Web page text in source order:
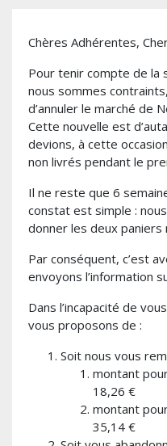
Chères Adhérentes,
Pour tenir compte de la
nous sommes
d’annuler le marché de
Cette nouvelle est
devions, à cette
non livrés pendant le
Il ne reste que 6
constat est simple :
donner les deux paniers
Par conséquent, c’est
envoyons l’information
Dans l’incapacité de
vous proposons de :
Soit nous vous
montant
18,26 €
montant
35,14 €